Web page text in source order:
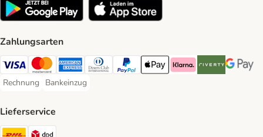
Zahlungsarten
Visa Payment Method
Mastercard Payment Method
American Express Payment Method
Diners Club Payment Method
PayPal Payment Method
Apple Pay Payment Method
Klarna Payment Method
Riverty Payment
Google
Rechnung
Rechnung Payment Method
Bankeinzug
Bankeinzug Payment Method
Lieferservice
DHL Shipping Method